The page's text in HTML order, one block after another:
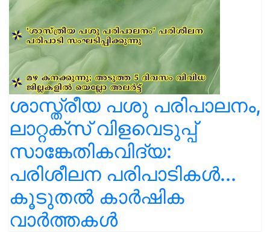
ശാസ്ത്രീയ പശു പരിപാലനം,
ലാറ്റക്സ് വിളവെടുപ്പ്
സാങ്കേതികവിദ്യ:
പരിശീലന പരിപാടികൾ...
കൂടുതൽ കാർഷിക
വാർത്തകൾ